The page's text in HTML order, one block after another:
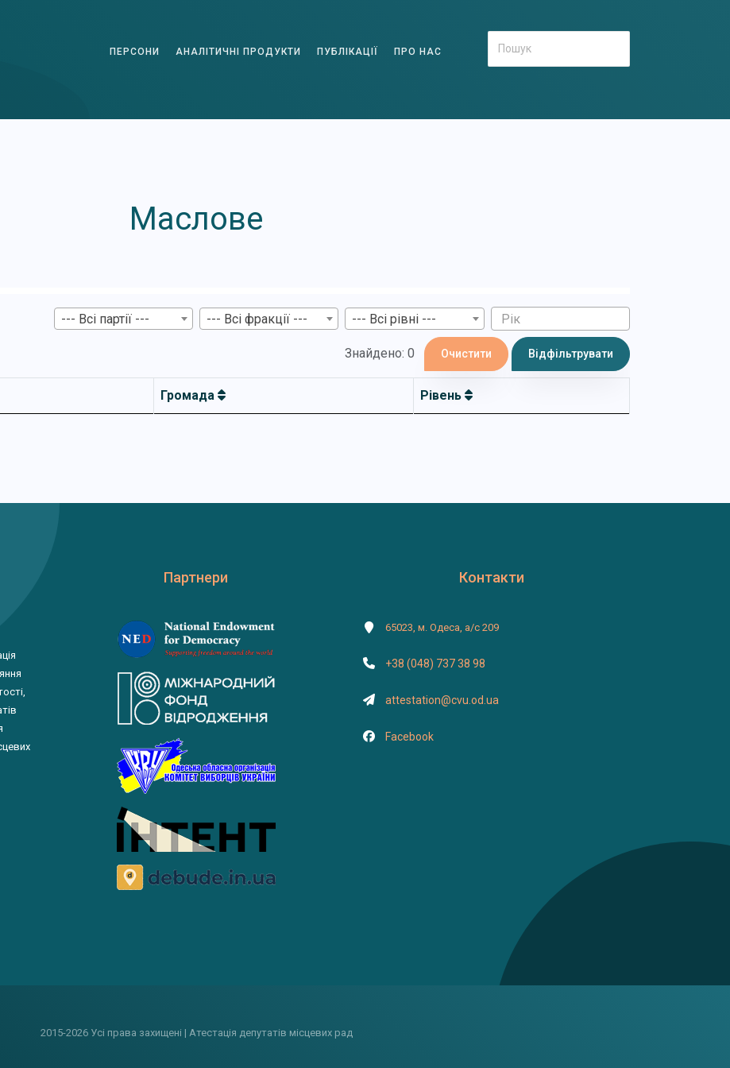
ПЕРСОНИ АНАЛІТИЧНІ ПРОДУКТИ ПУБЛІКАЦІЇ ПРО НАС
Маслове
--- Всі партії --- --- Всі фракції --- --- Всі рівні ---
Знайдено: 0 Очистити Відфільтрувати
Громада Рівень
Партнери Контакти
65023, м. Одеса, а/с 209
+38 (048) 737 38 98
attestation@cvu.od.ua
Facebook
2015-2026 Усі права захищені | Атестація депутатів місцевих рад